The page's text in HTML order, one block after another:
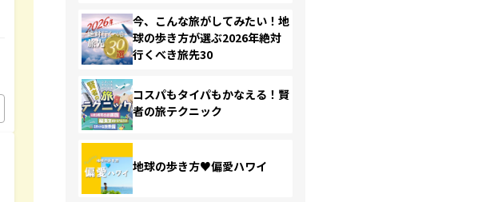
今、こんな旅がしてみたい！地
球の歩き方が選ぶ2026年絶対
行くべき旅先30
コスパもタイパもかなえる！賢
者の旅テクニック
地球の歩き方♥偏愛ハワイ